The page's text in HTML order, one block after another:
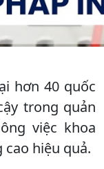
hơn 40 quốc
trong quản
việc khoa
hiệu quả.